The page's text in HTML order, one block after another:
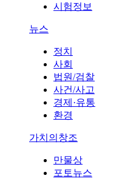
시험정보
뉴스
정치
사회
법원/검찰
사건/사고
경제·유통
환경
가치의창조
만물상
포토뉴스